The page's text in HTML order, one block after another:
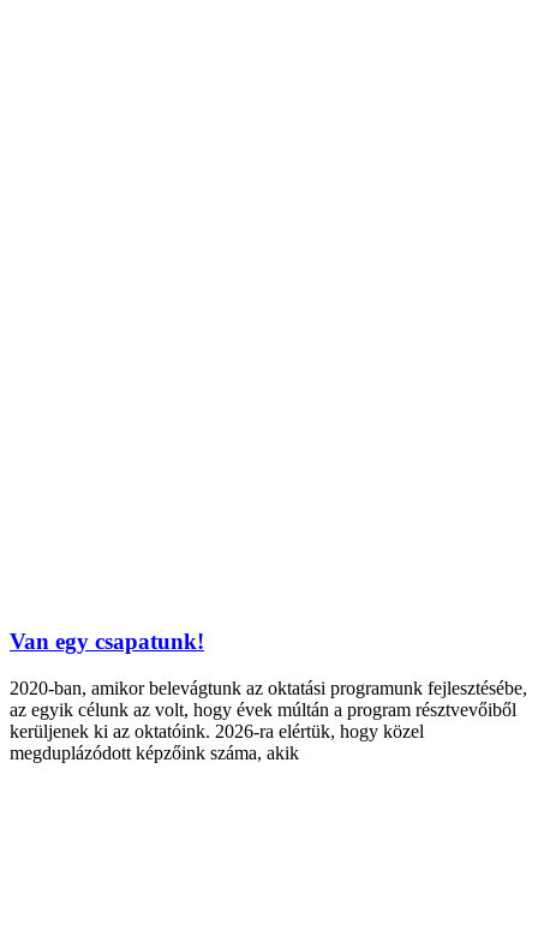
Van egy csapatunk!
2020-ban, amikor belevágtunk az oktatási programunk fejlesztésébe,
az egyik célunk az volt, hogy évek múltán a program résztvevőiből
kerüljenek ki az oktatóink. 2026-ra elértük, hogy közel
megduplázódott képzőink száma, akik